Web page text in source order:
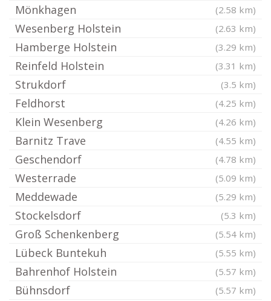
Mönkhagen (2.58 km)
Wesenberg Holstein (2.63 km)
Hamberge Holstein (3.29 km)
Reinfeld Holstein (3.31 km)
Strukdorf (3.5 km)
Feldhorst (4.25 km)
Klein Wesenberg (4.26 km)
Barnitz Trave (4.55 km)
Geschendorf (4.78 km)
Westerrade (5.09 km)
Meddewade (5.29 km)
Stockelsdorf (5.3 km)
Groß Schenkenberg (5.54 km)
Lübeck Buntekuh (5.55 km)
Bahrenhof Holstein (5.57 km)
Bühnsdorf (5.57 km)